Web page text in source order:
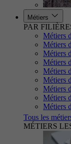
Métiers
PAR
Métiers
Métiers
Métiers
Métiers
Métiers
Métiers
Métiers
Métiers
Métiers
Tous les
MÉTIERS